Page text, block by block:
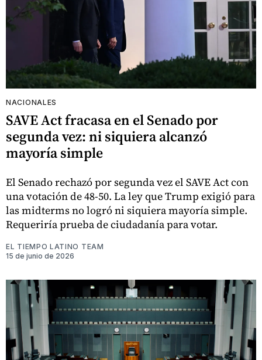
NACIONALES
SAVE Act fracasa en el Senado por
segunda vez: ni siquiera alcanzó
mayoría simple
El Senado rechazó por segunda vez el SAVE Act con
una votación de 48-50. La ley que Trump exigió para
las midterms no logró ni siquiera mayoría simple.
Requeriría prueba de ciudadanía para votar.
EL TIEMPO LATINO TEAM
15 de junio de 2026